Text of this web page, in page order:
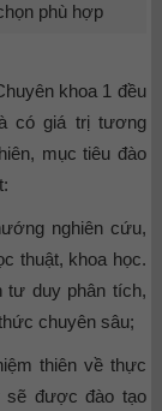
phù hợp
khoa 1 đều
có giá trị tương
mục tiêu đào
nghiên cứu,
thuật, khoa học.
tư duy phân tích,
chuyên sâu;
thiên về thực
sẽ được đào tạo